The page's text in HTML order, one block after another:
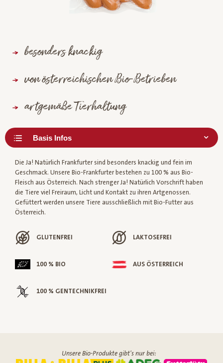
besonders knackig
von österreichischen Bio-Betrieben
artgemäße Tierhaltung
Die Ja! Natürlich Frankfurter sind besonders knackig und fein im
Geschmack. Unsere Bio-Frankfurter bestehen zu 100 % aus Bio-
Fleisch aus Österreich. Nach strenger Ja! Natürlich Vorschrift haben
die Tiere viel Freiraum, Licht und Kontakt zu ihren Artgenossen.
Gefüttert werden unsere Tiere ausschließlich mit Bio-Futter aus
Österreich.
GLUTENFREI LAKTOSEFREI
100 % BIO AUS ÖSTERREICH
100 % GENTECHNIKFREI
Unsere Bio-Produkte gibt's nur bei: